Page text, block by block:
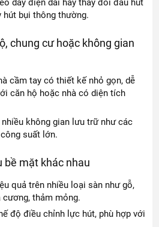
dây điện dài hay thay đổi đầu hút
hút bụi thông thường.
chung cư hoặc không gian
cầm tay có thiết kế nhỏ gọn, dễ
căn hộ hoặc nhà có diện tích
không gian lưu trữ như các
suất lớn.
bề mặt khác nhau
quả trên nhiều loại sàn như gỗ,
cương, thảm mỏng.
độ điều chỉnh lực hút, phù hợp với